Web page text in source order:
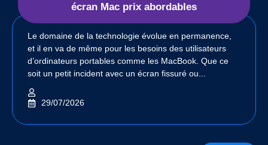
écran Mac prix abordables
Le domaine de la technologie évolue en permanence,
et il en va de même pour les besoins des utilisateurs
d’ordinateurs portables comme les MacBook. Que ce
soit un petit incident avec un écran fissuré ou...
29/07/2026